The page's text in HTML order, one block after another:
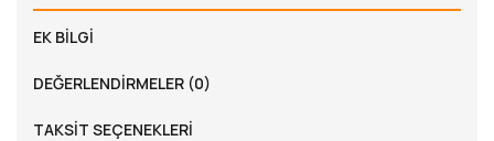
EK BILGI
DEĞERLENDIRMELER (0)
TAKSIT SEÇENEKLERI